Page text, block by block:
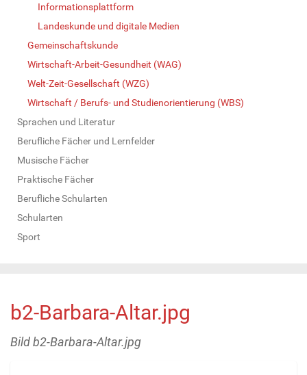
Informationsplattform
Landeskunde und digitale Medien
Gemeinschaftskunde
Wirtschaft-Arbeit-Gesundheit (WAG)
Welt-Zeit-Gesellschaft (WZG)
Wirtschaft / Berufs- und Studienorientierung (WBS)
Sprachen und Literatur
Berufliche Fächer und Lernfelder
Musische Fächer
Praktische Fächer
Berufliche Schularten
Schularten
Sport
b2-Barbara-Altar.jpg
Bild b2-Barbara-Altar.jpg